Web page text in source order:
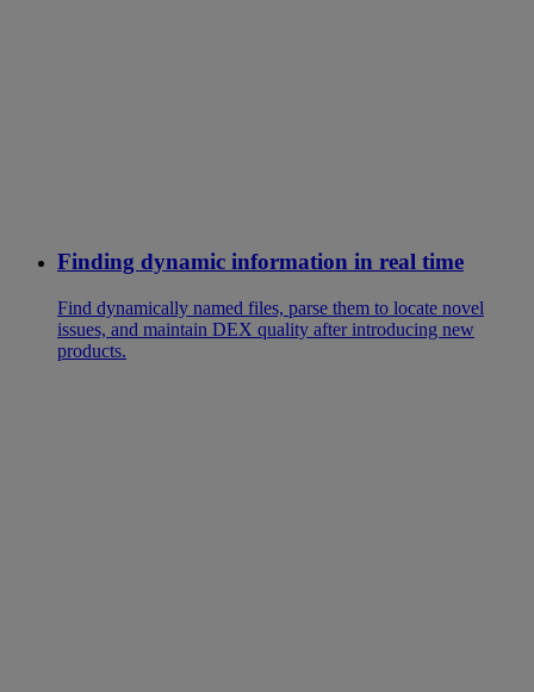
Finding dynamic information in real time
Find dynamically named files, parse them to locate novel
issues, and maintain DEX quality after introducing new
products.